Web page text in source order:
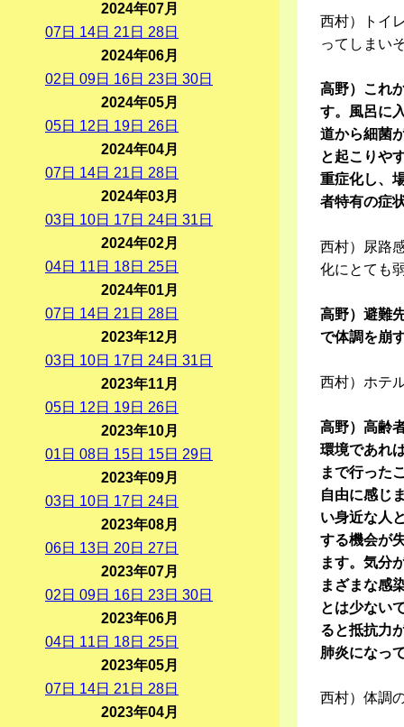
西村）トイ
ってしまい
高野）これ
す。風呂に
道から細菌
と起こりや
重症化し、
者特有の症
西村）尿路
化にとても
高野）避難
で体調を崩
西村）ホテ
高野）高齢
環境であれ
まで行った
自由に感じ
い身近な人
する機会が
ます。気分
まざまな感
とは少ない
ると抵抗力
肺炎になっ
西村）体調
2024年07月
07日 14日 21 日 28日
2024年06月
02 日 09日 16日 23日 30日
2024年05月
05日 12 日 19日 26日
2024年04月
07日 14日 21 日 28日
2024年03月
03日 10日 17日 24日 31 日
2024年02月
04日 11 日 18日 25日
2024年01月
07日 14日 21 日 28日
2023年12月
03日 10日 17日 24日 31 日
2023年11月
05日 12 日 19日 26日
2023年10月
01 日 08日 15日 15日 29日
2023年09月
03日 10日 17日 24日
2023年08月
06日 13日 20日 27日
2023年07月
02 日 09日 16日 23日 30日
2023年06月
04日 11 日 18日 25日
2023年05月
07日 14日 21 日 28日
2023年04月